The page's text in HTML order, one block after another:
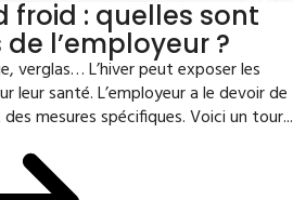
froid : quelles sont
l’employeur ?
verglas… L’hiver peut exposer les
leur santé. L’employeur a le devoir de
mesures spécifiques. Voici un tour...